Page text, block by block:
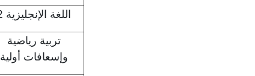
اللغة الإنجليزية 2
تربية رياضية
وإسعافات أولية